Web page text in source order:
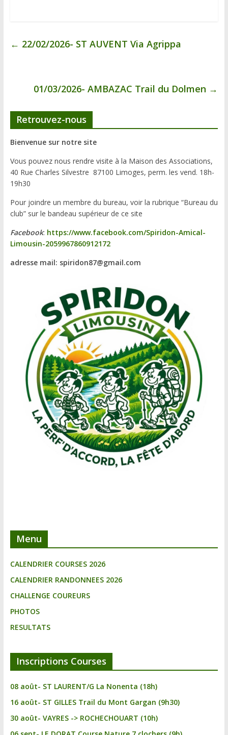
← 22/02/2026- ST AUVENT Via Agrippa
01/03/2026- AMBAZAC Trail du Dolmen →
Retrouvez-nous
Bienvenue sur notre site
Vous pouvez nous rendre visite à la Maison des Associations,
40 Rue Charles Silvestre 87100 Limoges, perm. les vend. 18h-
19h30
Pour joindre un membre du bureau, voir la rubrique “Bureau du
club” sur le bandeau supérieur de ce site
Facebook: https://www.facebook.com/Spiridon-Amical-
Limousin-2059967860912172
adresse mail: spiridon87@gmail.com
Menu
CALENDRIER COURSES 2026
CALENDRIER RANDONNEES 2026
CHALLENGE COUREURS
PHOTOS
RESULTATS
Inscriptions Courses
08 août- ST LAURENT/G La Nonenta (18h)
16 août- ST GILLES Trail du Mont Gargan (9h30)
30 août- VAYRES -> ROCHECHOUART (10h)